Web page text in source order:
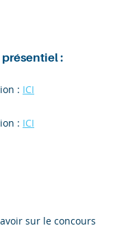
présentiel :
: ICI
: ICI
sur le concours